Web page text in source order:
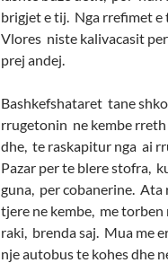
brigjet e tij. Nga rrefimet e
Vlores niste kalivacasit
prej andej.
Bashkefshataret tane
rrugetonin ne kembe
dhe, te raskapitur nga ai
Pazar per te blere stofra,
guna, per cobanerine. Ata
tjere ne kembe, me torben
raki, brenda saj. Mua me
nje autobus te kohes dhe